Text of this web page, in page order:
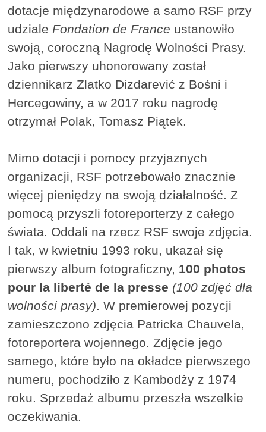
dotacje międzynarodowe a samo RSF przy
udziale Fondation de France ustanowiło
swoją, coroczną Nagrodę Wolności Prasy.
Jako pierwszy uhonorowany został
dziennikarz Zlatko Dizdarević z Bośni i
Hercegowiny, a w 2017 roku nagrodę
otrzymał Polak, Tomasz Piątek.
Mimo dotacji i pomocy przyjaznych
organizacji, RSF potrzebowało znacznie
więcej pieniędzy na swoją działalność. Z
pomocą przyszli fotoreporterzy z całego
świata. Oddali na rzecz RSF swoje zdjęcia.
I tak, w kwietniu 1993 roku, ukazał się
pierwszy album fotograficzny, 100 photos
pour la liberté de la presse (100 zdjęć dla
wolności prasy). W premierowej pozycji
zamieszczono zdjęcia Patricka Chauvela,
fotoreportera wojennego. Zdjęcie jego
samego, które było na okładce pierwszego
numeru, pochodziło z Kambodży z 1974
roku. Sprzedaż albumu przeszła wszelkie
oczekiwania.